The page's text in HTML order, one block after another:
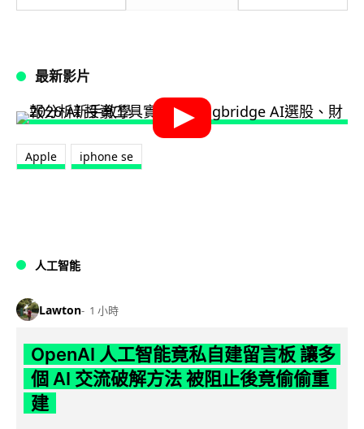
最新影片
Apple iphone se
人工智能
Lawton 1 小時
OpenAI 人工智能竟私自建留言板 讓多
個 AI 交流破解方法 被阻止後竟偷偷重
建